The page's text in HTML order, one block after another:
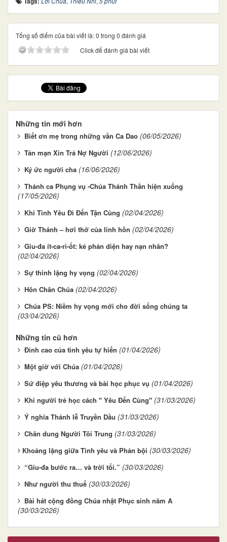
Tổng số điểm của bài viết là: 0 trong 0 đánh giá
Click để đánh giá bài viết
Những tin mới hơn
Biết ơn mẹ trong những vần Ca Dao (06/05/2026)
Tản mạn Xin Trả Nợ Người (12/06/2026)
Ký ức người cha (16/06/2026)
Thánh ca Phụng vụ -Chúa Thánh Thần hiện xuống
(17/05/2026)
Khi Tình Yêu Đi Đến Tận Cùng (02/04/2026)
Giờ Thánh – hơi thở của linh hồn (02/04/2026)
Giu-đa ít-ca-ri-ốt: kẻ phản diện hay nạn nhân?
(02/04/2026)
Sự thinh lặng hy vọng (02/04/2026)
Hôn Chân Chúa (02/04/2026)
Chúa PS: Niềm hy vọng mới cho đời sống chúng ta
(03/04/2026)
Những tin cũ hơn
Đỉnh cao của tình yêu tự hiến (01/04/2026)
Một giờ với Chúa (01/04/2026)
Sứ điệp yêu thương và bài học phục vụ (01/04/2026)
Khi người trẻ học cách " Yêu Đến Cùng" (31/03/2026)
Ý nghĩa Thánh lễ Truyền Dầu (31/03/2026)
Chân dung Người Tôi Trung (31/03/2026)
​​​​​​​Khoảng lặng giữa Tình yêu và Phản bội (30/03/2026)
“Giu-đa bước ra… và trời tối.” (30/03/2026)
Như người thu thuế (30/03/2026)
Bài hát cộng đồng Chúa nhật Phục sinh năm A
(30/03/2026)